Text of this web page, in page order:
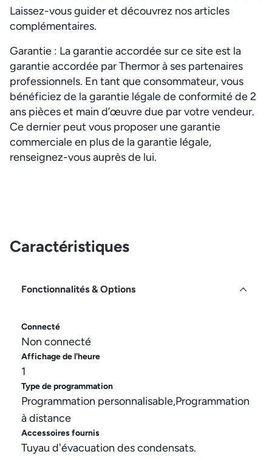
Laissez-vous guider et découvrez nos articles
complémentaires.
Garantie : La garantie accordée sur ce site est la
garantie accordée par Thermor à ses partenaires
professionnels. En tant que consommateur, vous
bénéficiez de la garantie légale de conformité de 2
ans pièces et main d’œuvre due par votre vendeur.
Ce dernier peut vous proposer une garantie
commerciale en plus de la garantie légale,
renseignez-vous auprès de lui.
Caractéristiques
Fonctionnalités & Options
Connecté
Non connecté
Affichage de l'heure
1
Type de programmation
Programmation personnalisable,Programmation
à distance
Accessoires fournis
Tuyau d'évacuation des condensats.